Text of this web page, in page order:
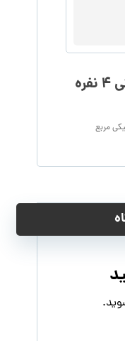
فروشنده میز پلاستیکی 4 نفره
مربع
.